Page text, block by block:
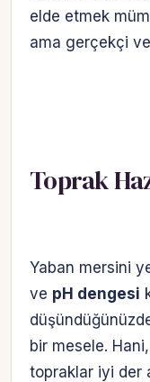
elde etmek
ama gerçekçi
Toprak
Yaban mersini
ve pH dengesi
bir mesele.
topraklar iyi der